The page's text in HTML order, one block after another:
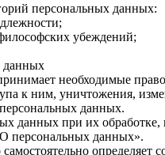
персональных данных:
убеждений;
данных
необходимые
к ним, уничтожения,
данных.
данных при их
персональных данных».